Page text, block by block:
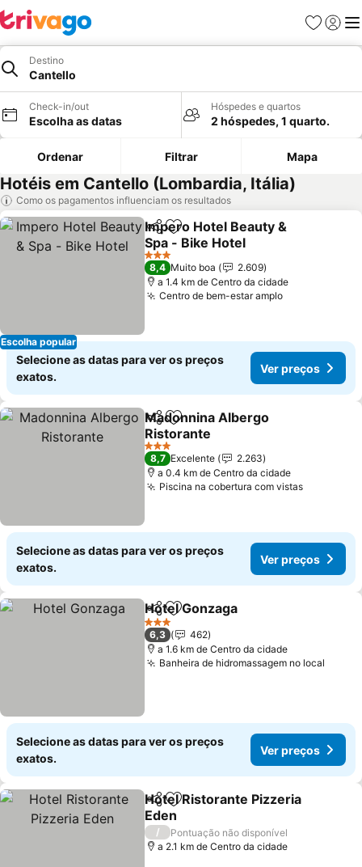
Favoritos
Iniciar
Destino
Cantello
Check-in/out
Escolha as datas
Hóspedes e quartos
2 hóspedes, 1 quarto.
Ordenar Filtrar Mapa
Hotéis em Cantello (Lombardia, Itália)
Como os pagamentos influenciam os resultados
Escolha popular
PartilharAdicionar aos favoritos
Impero Hotel Beauty &
Spa - Bike Hotel
3 Estrelas
8,4 Muito boa
2.609
a 1.4 km de Centro da cidade
Centro de bem-estar amplo
Selecione as datas para ver os preços
exatos.
Ver preços
PartilharAdicionar aos favoritos
Madonnina Albergo
Ristorante
3 Estrelas
8,7 Excelente
2.263
a 0.4 km de Centro da cidade
Piscina na cobertura com vistas
Selecione as datas para ver os preços
exatos.
Ver preços
PartilharAdicionar aos favoritos
Hotel Gonzaga
3 Estrelas
6,3
462
a 1.6 km de Centro da cidade
Banheira de hidromassagem no local
Selecione as datas para ver os preços
exatos.
Ver preços
PartilharAdicionar aos favoritos
Hotel Ristorante Pizzeria
Eden
/
Pontuação não disponível
a 2.1 km de Centro da cidade